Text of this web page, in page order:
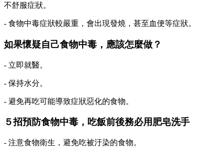
不舒服症狀。
- 食物中毒症狀較嚴重，會出現發燒，甚至血便等症狀。
如果懷疑自己食物中毒，應該怎麼做？
- 立即就醫。
- 保持水分。
- 避免再吃可能導致症狀惡化的食物。
５招預防食物中毒，吃飯前後務必用肥皂洗手
- 注意食物衛生，避免吃被汙染的食物。